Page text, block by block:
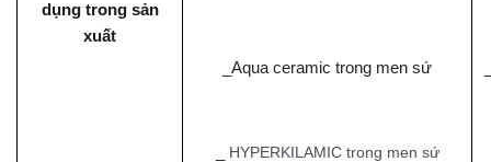
dụng trong sản
xuất
_Aqua ceramic trong men sứ
HYPERKILAMIC trong men sứ